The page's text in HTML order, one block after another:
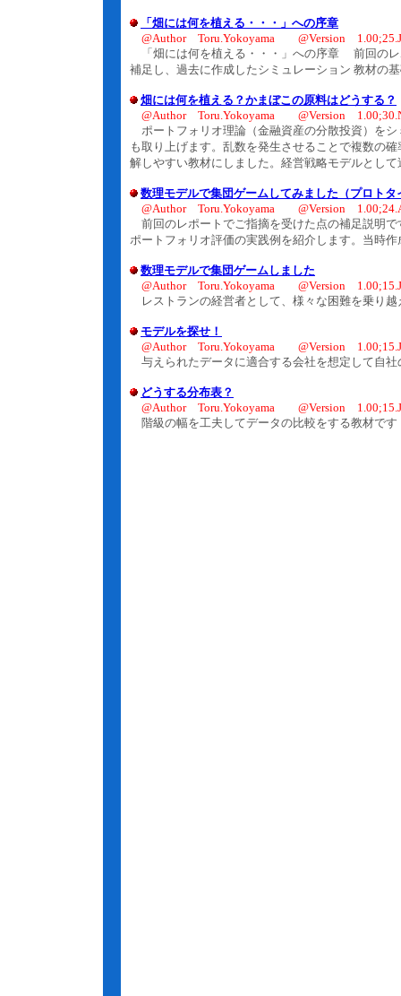
「畑には何を植える・・・」への序章
@Author Toru.Yokoyama @Version
「畑には何を植える・・・」への序章 前回のレ
補足し、過去に作成したシミュレーション 教材の
畑には何を植える？かまぼこの原料はどうする？
@Author Toru.Yokoyama @Version
ポートフォリオ理論（金融資産の分散投資）を
も取り上げます。乱数を発生させることで複数の
解しやすい教材にしました。経営戦略モデルとし
数理モデルで集団ゲームしてみました（プロト
@Author Toru.Yokoyama @Version
前回のレポートでご指摘を受けた点の補足説明
ポートフォリオ評価の実践例を紹介します。当時
数理モデルで集団ゲームしました
@Author Toru.Yokoyama @Version
レストランの経営者として、様々な困難を乗り
モデルを探せ！
@Author Toru.Yokoyama @Version
与えられたデータに適合する会社を想定して自社
どうする分布表？
@Author Toru.Yokoyama @Version
階級の幅を工夫してデータの比較をする教材です